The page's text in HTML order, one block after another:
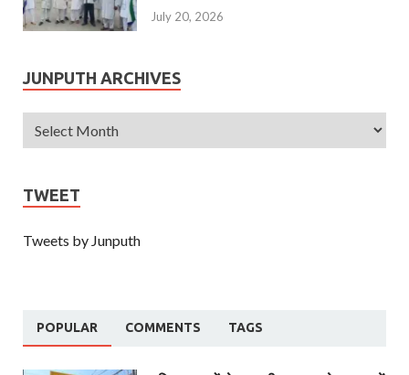
July 20, 2026
JUNPUTH ARCHIVES
TWEET
Tweets by Junputh
POPULAR COMMENTS TAGS